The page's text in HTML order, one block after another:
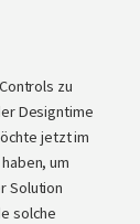
zu
Designtime
jetzt im
um
Solution
solche